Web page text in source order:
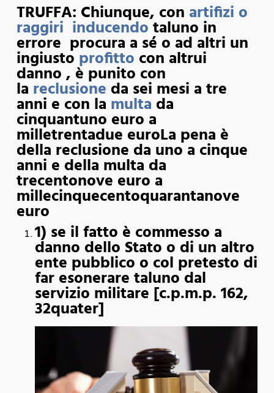
TRUFFA: Chiunque, con artifizi o
raggiri inducendotaluno in
errore procura a sé o ad altri un
ingiusto profitto con altrui
danno , è punito con
la reclusione da sei mesi a tre
anni e con la multa da
cinquantuno euro a
milletrentadue euroLa pena è
della reclusione da uno a cinque
anni e della multa da
trecentonove euro a
millecinquecentoquarantanove
euro
1) se il fatto è commesso a
danno dello Stato o di un altro
ente pubblico o col pretesto di
far esonerare taluno dal
servizio militare [c.p.m.p. 162,
32quater]